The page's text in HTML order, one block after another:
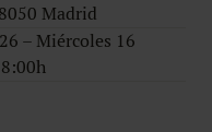
Madrid
– Miércoles 16